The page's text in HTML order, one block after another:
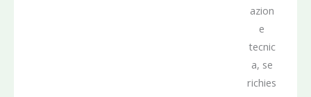
azion
e
tecnic
a, se
richies